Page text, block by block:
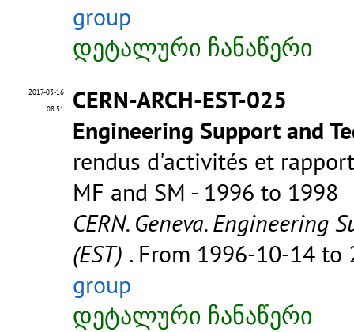
group
დეტალური ჩანაწერი
2017-03-16
08:51
CERN-ARCH-EST-025
Engineering Support and
rendus d'activités et
MF and SM - 1996 to 1998
CERN. Geneva. Engineering
(EST) . From 1996-10-14
group
დეტალური ჩანაწერი